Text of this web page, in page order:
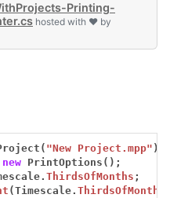
Printing-
hosted with ❤ by
"New Project.mpp" );
new PrintOptions();
ThirdsOfMonths ;
(Timescale.ThirdsOfMonths